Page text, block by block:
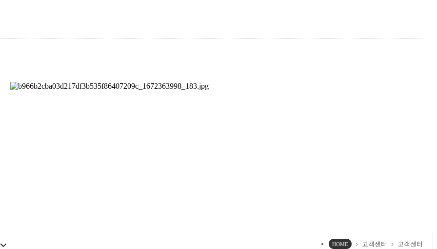
HOME chevron_right 고객센터 chevron_right 고객센터